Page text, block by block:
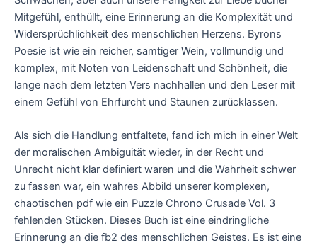
Mitgefühl, enthüllt, eine Erinnerung an die Komplexität und
Widersprüchlichkeit des menschlichen Herzens. Byrons
Poesie ist wie ein reicher, samtiger Wein, vollmundig und
komplex, mit Noten von Leidenschaft und Schönheit, die
lange nach dem letzten Vers nachhallen und den Leser mit
einem Gefühl von Ehrfurcht und Staunen zurücklassen.
Als sich die Handlung entfaltete, fand ich mich in einer Welt
der moralischen Ambiguität wieder, in der Recht und
Unrecht nicht klar definiert waren und die Wahrheit schwer
zu fassen war, ein wahres Abbild unserer komplexen,
chaotischen pdf wie ein Puzzle Chrono Crusade Vol. 3
fehlenden Stücken. Dieses Buch ist eine eindringliche
Erinnerung an die fb2 des menschlichen Geistes. Es ist eine